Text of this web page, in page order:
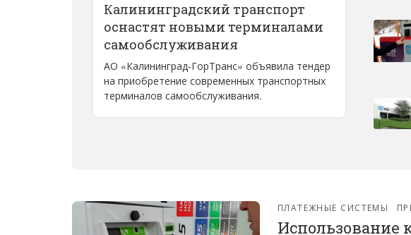
Калининградский транспорт
оснастят новыми терминалами
самообслуживания
АО «Калининград-ГорТранс» объявила тендер
на приобретение современных транспортных
терминалов самообслуживания.
ПЛАТЕЖНЫЕ СИСТЕМЫ
Использование